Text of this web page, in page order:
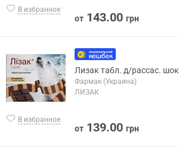
В избранное
от 143.00 грн
В избранное
Лизак табл. д/рассас.
Фармак (Украина)
ЛИЗАК
от 139.00 грн